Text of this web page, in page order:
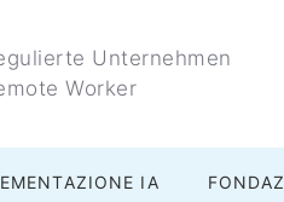
Unternehmen
Worker
IA